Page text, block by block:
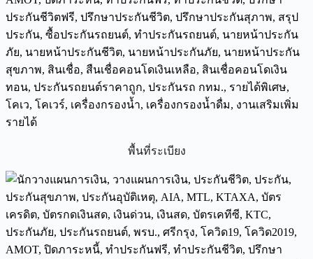
พื้นที่ระเบียง